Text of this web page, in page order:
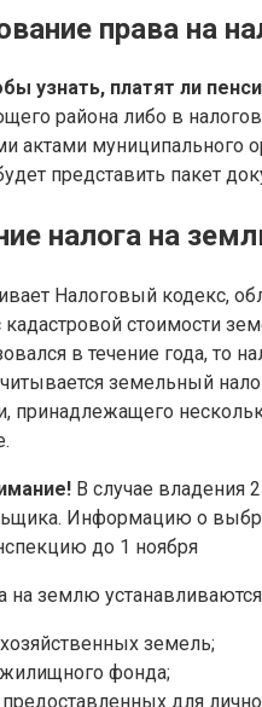
права на
узнать, платят ли
района либо в
актами муниципального
представить пакет
налога на
Налоговый кодекс,
кадастровой стоимости
в течение года, то
земельный
принадлежащего
В случае владения
Информацию о
до 1 ноября
на землю
земель;
фонда;
для